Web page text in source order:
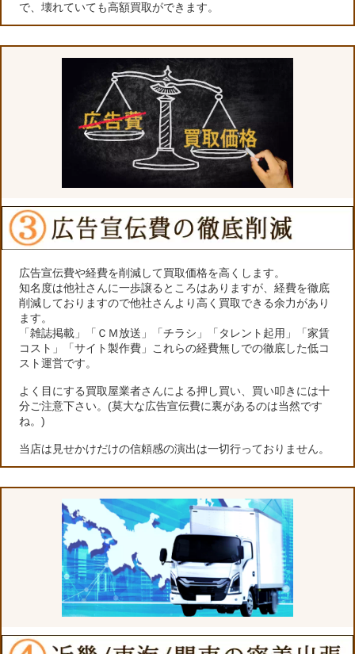
で、壊れていても高額買取ができます。
広告宣伝費や経費を削減して買取価格を高くします。
知名度は他社さんに一歩譲るところはありますが、経費を徹底
削減しておりますので他社さんより高く買取できる余力があり
ます。
「雑誌掲載」「ＣＭ放送」「チラシ」「タレント起用」「家賃
コスト」「サイト製作費」これらの経費無しでの徹底した低コ
スト運営です。
よく目にする買取屋業者さんによる押し買い、買い叩きには十
分ご注意下さい。(莫大な広告宣伝費に裏があるのは当然です
ね。)
当店は見せかけだけの信頼感の演出は一切行っておりません。